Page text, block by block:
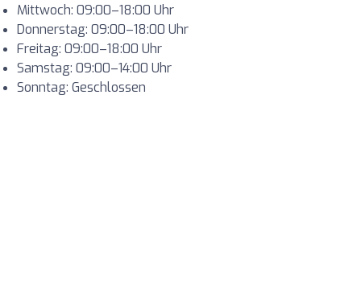
Mittwoch: 09:00–18:00 Uhr
Donnerstag: 09:00–18:00 Uhr
Freitag: 09:00–18:00 Uhr
Samstag: 09:00–14:00 Uhr
Sonntag: Geschlossen